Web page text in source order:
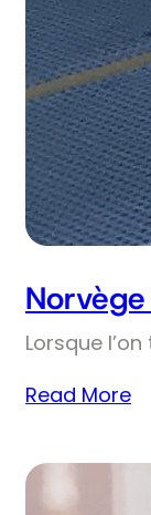
Lorsque
Read More